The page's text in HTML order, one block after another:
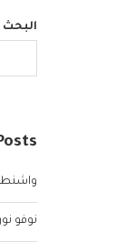
البحث
نوفو